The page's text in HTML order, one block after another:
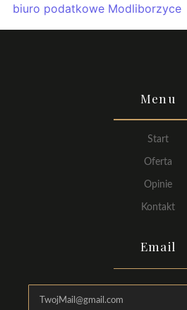
biuro podatkowe Modliborzyce
Menu
Start
Oferta
Opinie
Kontakt
Email